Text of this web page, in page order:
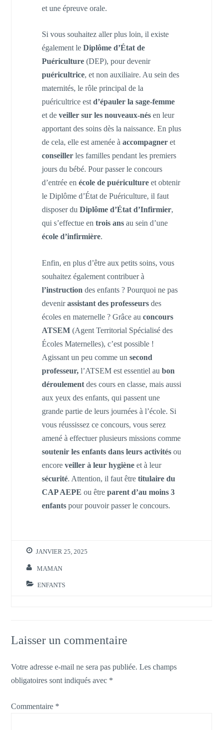
et une épreuve orale.
Si vous souhaitez aller plus loin, il existe
également leDiplôme d’État de
Puériculture(DEP), pour devenir
puéricultrice, et non auxiliaire. Au sein des
maternités, le rôle principal de la
puéricultrice estd’épauler la sage-femme
et de veiller sur les nouveaux-nésen leur
apportant des soins dès la naissance. En plus
de cela, elle est amenée à accompagner et
conseiller les familles pendant les premiers
jours du bébé. Pour passer le concours
d’entrée en école de puéricultureet obtenir
le Diplôme d’État de Puériculture, il faut
disposer duDiplôme d’État d’Infirmier,
qui s’effectue en trois ans au sein d’une
école d’infirmière.
Enfin, en plus d’être aux petits soins, vous
souhaitez également contribuer à
l’instruction des enfants ? Pourquoi ne pas
devenirassistant des professeursdes
écoles en maternelle ? Grâce au concours
ATSEM(Agent Territorial Spécialisé des
Écoles Maternelles), c’est possible !
Agissant un peu comme un second
professeur,l’ATSEM est essentiel au bon
déroulementdes cours en classe, mais aussi
aux yeux des enfants, qui passent une
grande partie de leurs journées à l’école. Si
vous réussissez ce concours, vous serez
amené à effectuer plusieurs missions comme
soutenir les enfants dans leurs activités ou
encoreveiller à leur hygièneet à leur
sécurité. Attention, il faut être titulaire du
CAP AEPE ou être parent d’au moins 3
enfantspour pouvoir passer le concours.
JANVIER 25, 2025
MAMAN
ENFANTS
Laisser un commentaire
Votre adresse e-mail ne sera pas publiée. Les champs
obligatoires sont indiqués avec *
Commentaire *